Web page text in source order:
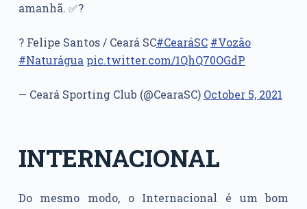
amanhã. ✅?
? Felipe Santos / Ceará SC#CearáSC #Vozão
#Naturágua pic.twitter.com/1QhQ70OGdP
— Ceará Sporting Club (@CearaSC) October 5, 2021
INTERNACIONAL
Do mesmo modo, o Internacional é um bom